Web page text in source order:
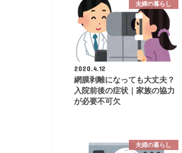
夫婦の暮らし
2020.4.12
網膜剥離になっても大丈夫？
入院前後の症状｜家族の協力
が必要不可欠
夫婦の暮らし